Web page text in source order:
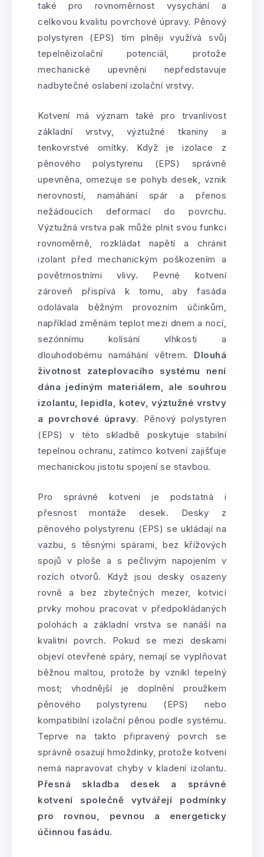
také pro rovnoměrnost vysychání a
celkovou kvalitu povrchové úpravy. Pěnový
polystyren (EPS) tím plněji využívá svůj
tepelněizolační potenciál, protože
mechanické upevnění nepředstavuje
nadbytečné oslabení izolační vrstvy.
Kotvení má význam také pro trvanlivost
základní vrstvy, výztužné tkaniny a
tenkovrstvé omítky. Když je izolace z
pěnového polystyrenu (EPS) správně
upevněna, omezuje se pohyb desek, vznik
nerovností, namáhání spár a přenos
nežádoucích deformací do povrchu.
Výztužná vrstva pak může plnit svou funkci
rovnoměrně, rozkládat napětí a chránit
izolant před mechanickým poškozením a
povětrnostními vlivy. Pevné kotvení
zároveň přispívá k tomu, aby fasáda
odolávala běžným provozním účinkům,
například změnám teplot mezi dnem a nocí,
sezónnímu kolísání vlhkosti a
dlouhodobému namáhání větrem. Dlouhá
životnost zateplovacího systému není
dána jediným materiálem, ale souhrou
izolantu, lepidla, kotev, výztužné vrstvy
a povrchové úpravy. Pěnový polystyren
(EPS) v této skladbě poskytuje stabilní
tepelnou ochranu, zatímco kotvení zajišťuje
mechanickou jistotu spojení se stavbou.
Pro správné kotvení je podstatná i
přesnost montáže desek. Desky z
pěnového polystyrenu (EPS) se ukládají na
vazbu, s těsnými spárami, bez křížových
spojů v ploše a s pečlivým napojením v
rozích otvorů. Když jsou desky osazeny
rovně a bez zbytečných mezer, kotvicí
prvky mohou pracovat v předpokládaných
polohách a základní vrstva se nanáší na
kvalitní povrch. Pokud se mezi deskami
objeví otevřené spáry, nemají se vyplňovat
běžnou maltou, protože by vznikl tepelný
most; vhodnější je doplnění proužkem
pěnového polystyrenu (EPS) nebo
kompatibilní izolační pěnou podle systému.
Teprve na takto připravený povrch se
správně osazují hmoždinky, protože kotvení
nemá napravovat chyby v kladení izolantu.
Přesná skladba desek a správné
kotvení společně vytvářejí podmínky
pro rovnou, pevnou a energeticky
účinnou fasádu.